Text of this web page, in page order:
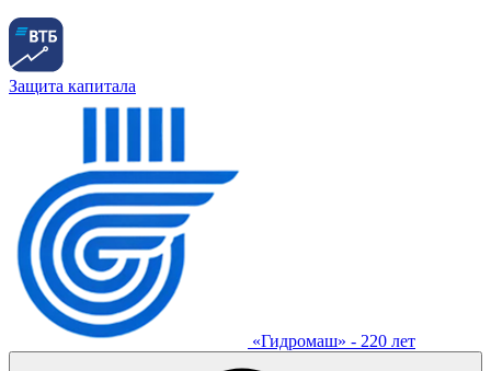
Защита капитала
«Гидромаш» - 220 лет